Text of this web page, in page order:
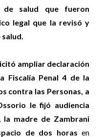
de salud que fueron
legal que la revisó y
ampliar declaración
Fiscalía Penal 4 de la
contra las Personas, a
le fijó audiencia
la madre de Zambrani
de dos horas en